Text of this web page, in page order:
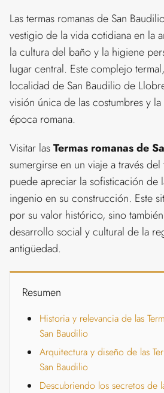
Las termas romanas de San
vestigio de la vida cotidiana en la
la cultura del baño y la higiene
lugar central. Este complejo
localidad de San Baudilio de
visión única de las costumbres y
época romana.
Visitar lasTermas romanas de
sumergirse en un viaje a través
puede apreciar la sofisticación de
ingenio en su construcción. Este
por su valor histórico, sino
desarrollo social y cultural de la
antigüedad.
Resumen
Historia y relevancia de las
San Baudilio
Arquitectura y diseño de las
San Baudilio
Descubriendo los secretos de